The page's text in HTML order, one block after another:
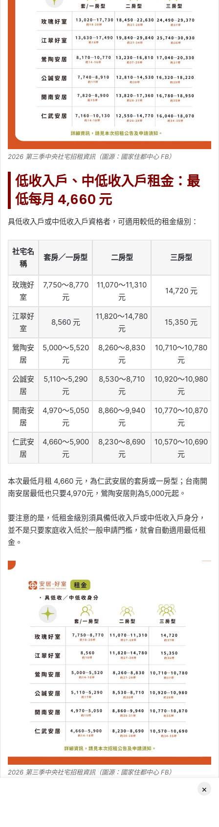
2026 第三季中央社宅招租資訊（圖源：國家住都中心 FB）
低收入戶、中低收入戶租金：最
低每月 4,660 元
具低收入戶或中低收入戶資格者，可適用較低的租金級別：
社宅名
稱
套房／一房型 二房型 三房型
玫瑰好
室
7,750～8,770
元
11,070～11,310
元
14,720 元
江翠好
室
8,560 元
11,820～14,780
元
15,350 元
鶯陶安
居
5,000～5,520
元
8,260～8,830
元
10,710～10,780
元
公誠安
居
5,110～5,290
元
8,530～8,710
元
10,920～10,980
元
開南安
居
4,970～5,050
元
8,860～9,940
元
10,770～10,870
元
仁武安
居
4,660～5,900
元
8,230～8,690
元
10,570～10,690
元
本次最低月租 4,660 元，為仁武安居的套房或一房型；台南開
南安居最低也只要4,970元，鶯陶安居則為5,000元起。
要注意的是，低租金級別須具備低收入戶或中低收入戶身分，
並不是只要家庭收入低於一般申請門檻，就會自動適用最低租
金。
2026 第三季中央社宅招租資訊（圖源：國家住都中心 FB）
2026 第三季中央社宅申請文件有
×